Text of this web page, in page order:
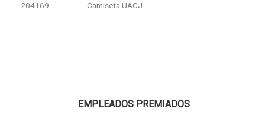
204169 Camiseta UACJ
EMPLEADOS PREMIADOS